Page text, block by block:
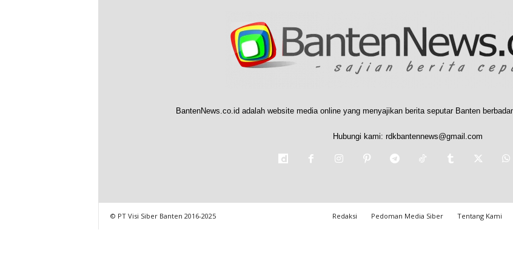
BantenNews.co.id adalah website media online yang menyajikan berita seputar Banten
Hubungi kami: rdkbantennews@gmail.com
Redaksi Pedoman Media Siber Tentang Kami
© PT Visi Siber Banten 2016-2025